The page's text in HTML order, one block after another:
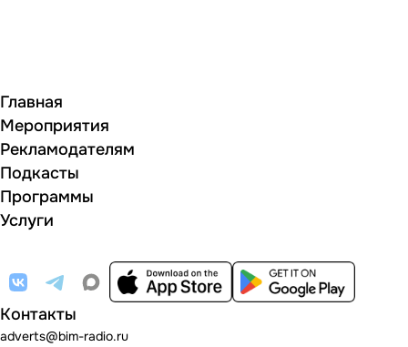
Главная
Мероприятия
Рекламодателям
Подкасты
Программы
Услуги
Контакты
adverts@bim-radio.ru